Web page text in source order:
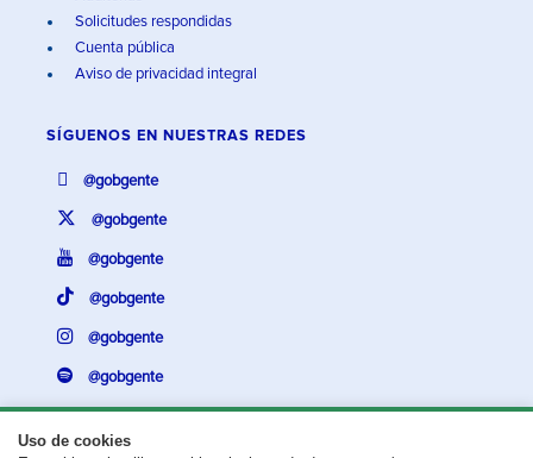
Uso de cookies
Solicitudes respondidas
Cuenta pública
Aviso de privacidad integral
SÍGUENOS EN NUESTRAS REDES
@gobgente
@gobgente
@gobgente
@gobgente
@gobgente
@gobgente